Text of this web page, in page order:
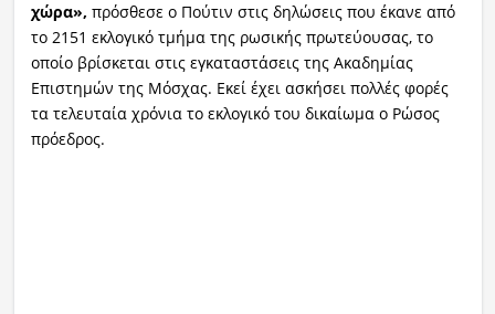
χώρα», πρόσθεσε ο Πούτιν στις δηλώσεις που έκανε από
το 2151 εκλογικό τμήμα της ρωσικής πρωτεύουσας, το
οποίο βρίσκεται στις εγκαταστάσεις της Ακαδημίας
Επιστημών της Μόσχας. Εκεί έχει ασκήσει πολλές φορές
τα τελευταία χρόνια το εκλογικό του δικαίωμα ο Ρώσος
πρόεδρος.